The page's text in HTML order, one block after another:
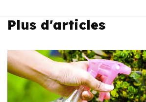
Plus d'articles